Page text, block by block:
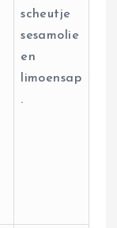
scheutje
sesamolie
en
limoensap
.